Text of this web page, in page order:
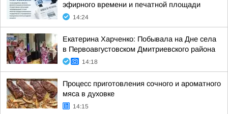
эфирного времени и печатной площади
14:24
Екатерина Харченко: Побывала на Дне села
в Первоавгустовском Дмитриевского района
14:18
Процесс приготовления сочного и ароматного
мяса в духовке
14:15